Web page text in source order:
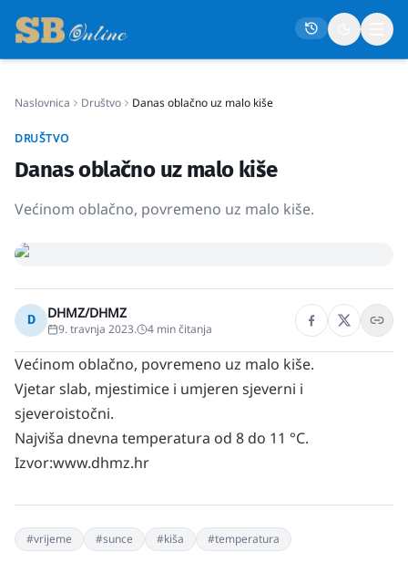
Gospodarstvo
Život
Sport
Osmrtnice
Naslovnica Društvo Danas oblačno uz malo kiše
DRUŠTVO
Danas oblačno uz malo kiše
Većinom oblačno, povremeno uz malo kiše.
D DHMZ/DHMZ
9. travnja 2023. 4 min čitanja
Većinom oblačno, povremeno uz malo kiše.
Vjetar slab, mjestimice i umjeren sjeverni i
sjeveroistočni.
Najviša dnevna temperatura od 8 do 11 °C.
Izvor:www.dhmz.hr
#vrijeme #sunce #kiša #temperatura